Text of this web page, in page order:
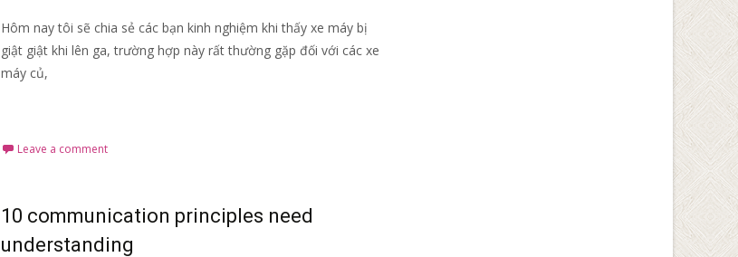
Hôm nay tôi sẽ chia sẻ các bạn kinh nghiệm khi thấy xe máy bị
giật giật khi lên ga, trường hợp này rất thường gặp đối với các xe
máy củ,
Leave a comment
10 communication principles need
understanding